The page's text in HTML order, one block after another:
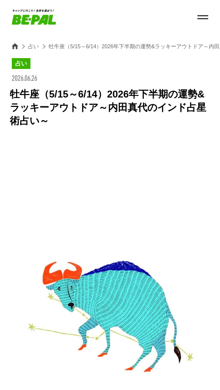
占い 牡牛座（5/15～6/14）2026年下半期の運勢&ラッキーアウトドア～内
占い
2026.06.26
牡牛座（5/15～6/14）2026年下半期の運勢&
ラッキーアウトドア～内田真代のインド占星
術占い～